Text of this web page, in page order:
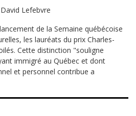
David Lefebvre
de la Semaine québécoise
les lauréats du prix Charles-
Cette distinction "souligne
immigré au Québec et dont
et personnel contribue a